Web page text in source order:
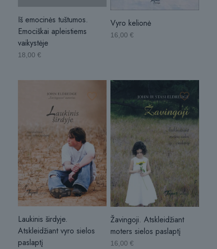
Iš emocinės tuštumos.
Emociškai apleistiems
vaikystėje
18,00 €
Vyro kelionė
16,00 €
Laukinis širdyje.
Atskleidžiant vyro sielos
paslaptį
Žavingoji. Atskleidžiant
moters sielos paslaptį
16,00 €